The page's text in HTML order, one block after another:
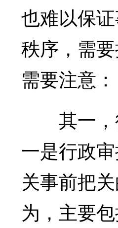
也难以保
秩序，需
需要注意：
其一，
一是行政
关事前把
为，主要